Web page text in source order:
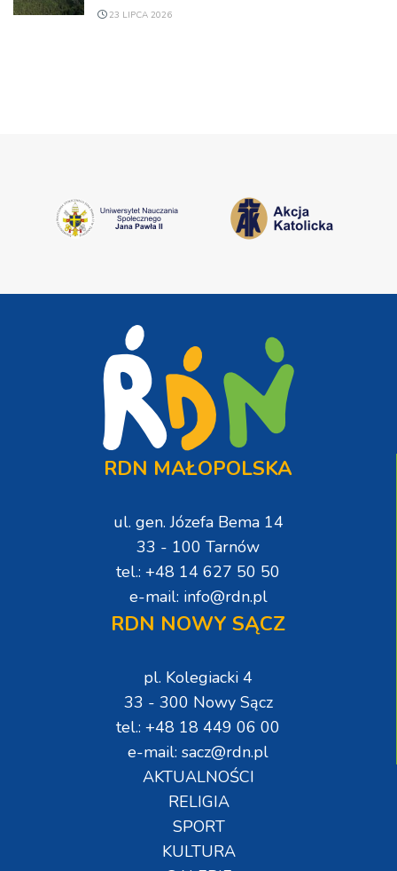
23 LIPCA 2026
RDN MAŁOPOLSKA
ul. gen. Józefa Bema 14
33 - 100 Tarnów
tel.: +48 14 627 50 50
e-mail: info@rdn.pl
RDN NOWY SĄCZ
pl. Kolegiacki 4
33 - 300 Nowy Sącz
tel.: +48 18 449 06 00
e-mail: sacz@rdn.pl
AKTUALNOŚCI
RELIGIA
SPORT
KULTURA